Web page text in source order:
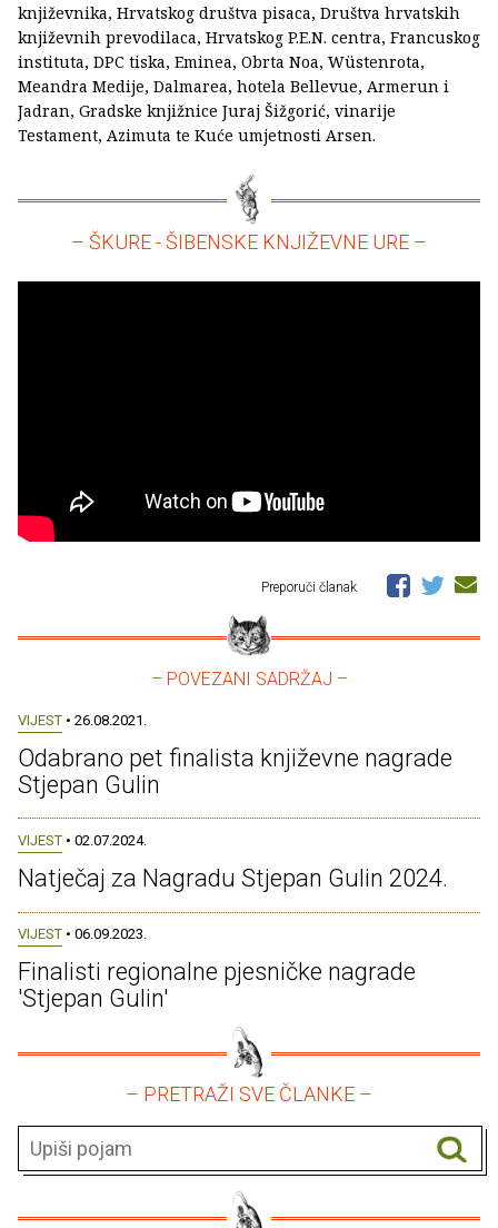
književnika, Hrvatskog društva pisaca, Društva hrvatskih
književnih prevodilaca, Hrvatskog P.E.N. centra, Francuskog
instituta, DPC tiska, Eminea, Obrta Noa, Wüstenrota,
Meandra Medije, Dalmarea, hotela Bellevue, Armerun i
Jadran, Gradske knjižnice Juraj Šižgorić, vinarije
Testament, Azimuta te Kuće umjetnosti Arsen.
– ŠKURE - ŠIBENSKE KNJIŽEVNE URE –
Preporuči članak
– POVEZANI SADRŽAJ –
VIJEST • 26.08.2021.
Odabrano pet finalista književne nagrade
Stjepan Gulin
VIJEST • 02.07.2024.
Natječaj za Nagradu Stjepan Gulin 2024.
VIJEST • 06.09.2023.
Finalisti regionalne pjesničke nagrade
'Stjepan Gulin'
– PRETRAŽI SVE ČLANKE –